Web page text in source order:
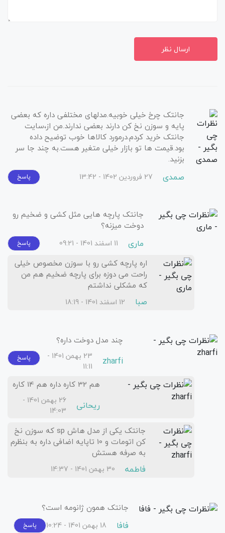
ارسال نظر
جانتک چرخ خیلی خوبیه.مدلهای مختلفی داره که بعضی
پایه و سوزن نخ کن دارند بعضی ندارند.من از،سایت
جانتک خرید کردم.درمورد کالاها خوب توضیح داده
بود.قیمت ها تو بازار خیلی متغیر هست.به چند جا سر
بزنید.
صمدی 27 فروردین 1402 - 13:42 پاسخ
جانتک پارچه هایی مثل کشی و ضخیم رو
دوخت میزنه؟
ماری 11 اسفند 1401 - 09:21 پاسخ
اره پارچه کشی رو با سوزن مخصوص خیلی
راحت می دوزه برای پارچه ضخیم هم من
که مشکلی نداشتم
صبا 12 اسفند 1401 - 18:19
چند مدل دوخت داره؟
zharfi
23 بهمن 1401 -
11:11
پاسخ
هم 32 کاره داره هم 14 کاره
ریحانی
26 بهمن 1401 -
14:03
جانتک یکی از مدل هاش sp که سوزن نخ
کن اتومات و 10 تاپایه اضافی داره به بنظرم
به صرفه هستش
فاطمه 30 بهمن 1401 - 14:37
جانتک همون ژانومه است؟
فافا 18 بهمن 1401 - 10:24 پاسخ